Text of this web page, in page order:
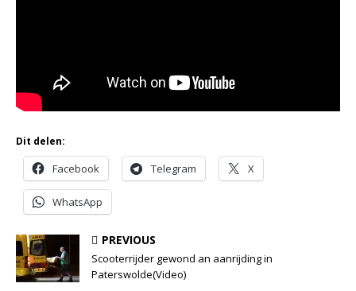
Dit delen:
Facebook Telegram X
WhatsApp
PREVIOUS
Scooterrijder gewond an aanrijding in
Paterswolde(Video)